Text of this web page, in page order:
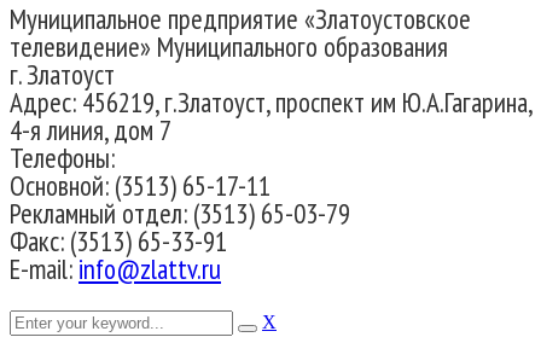
Муниципальное предприятие «Златоустовское
телевидение» Муниципального образования
г. Златоуст
Адрес: 456219, г.Златоуст, проспект им Ю.А.Гагарина,
4-я линия, дом 7
Телефоны:
Основной: (3513) 65-17-11
Рекламный отдел: (3513) 65-03-79
Факс: (3513) 65-33-91
E-mail:info@zlattv.ru
X